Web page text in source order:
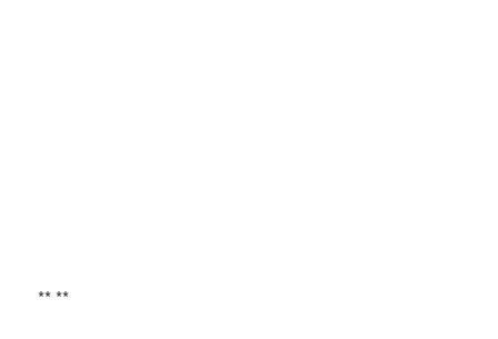
** **